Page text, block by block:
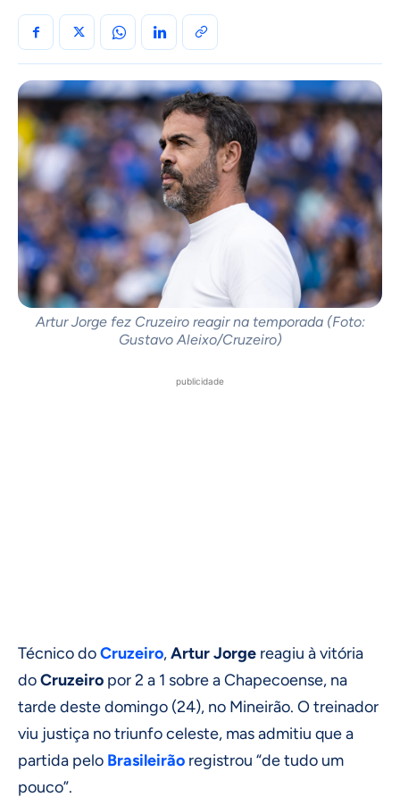
Artur Jorge fez Cruzeiro reagir na temporada (Foto:
Gustavo Aleixo/Cruzeiro)
publicidade
Técnico doCruzeiro,ArturJorge reagiu à vitória
doCruzeiro por 2 a 1 sobre a Chapecoense, na
tarde deste domingo (24), no Mineirão. O treinador
viu justiça no triunfo celeste, mas admitiu que a
partida pelo Brasileirão registrou “de tudo um
pouco”.